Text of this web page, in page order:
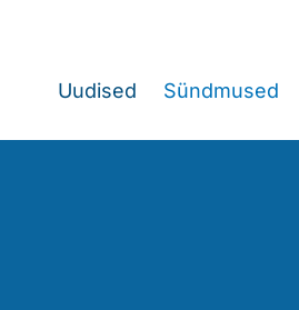
Uudised Sündmused